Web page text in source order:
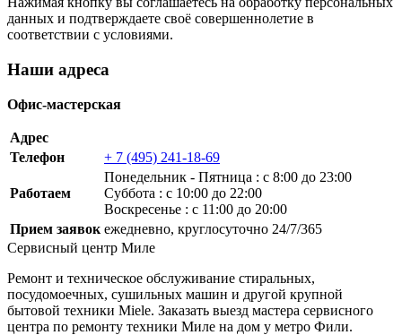
данных и подтверждаете своё совершеннолетие в
соответствии с условиями.
Наши адреса
Офис-мастерская
Адрес
Телефон
+ 7 (495) 241-18-69
Работаем
Понедельник ‐ Пятница : с 8:00 до 23:00
Суббота : с 10:00 до 22:00
Воскресенье : с 11:00 до 20:00
Прием заявок ежедневно, круглосуточно 24/7/365
Сервисный центр Миле
Ремонт и техническое обслуживание стиральных,
посудомоечных, сушильных машин и другой крупной
бытовой техники Miele. Заказать выезд мастера сервисного
центра по ремонту техники Миле на дом у метро Фили.